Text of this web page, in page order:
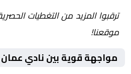
ترقبوا المزيد من التغطيات
موقعنا!
مواجهة قوية بين نادي